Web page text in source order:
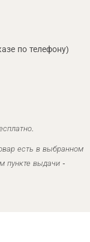
по телефону)
есть в выбранном
пункте выдачи -